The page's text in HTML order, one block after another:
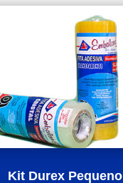
Kit Durex Pequeno